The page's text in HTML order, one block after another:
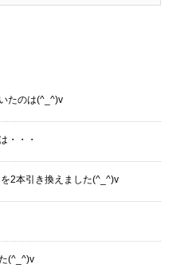
たのは(^_^)v
・・・
2本引き換えました(^_^)v
(^_^)v